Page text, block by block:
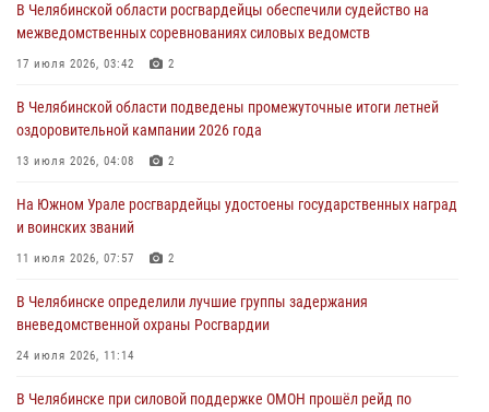
Авиация Росгвардии совершила более 250 санитарных вылетов в
Донецкой Народной Республике
31 июля 2026, 11:33
Росгвардия обеспечивает безопасность граждан на южном
направлении
31 июля 2026, 11:32
В Уральском округе Росгвардии состоялось заседание
оперативного штаба
30 июля 2026, 10:53
В Челябинской области росгвардейцы обеспечили судейство на
межведомственных соревнованиях силовых ведомств
17 июля 2026, 03:42 2
В Челябинской области подведены промежуточные итоги летней
оздоровительной кампании 2026 года
13 июля 2026, 04:08 2
На Южном Урале росгвардейцы удостоены государственных наград
и воинских званий
11 июля 2026, 07:57 2
В Челябинске определили лучшие группы задержания
вневедомственной охраны Росгвардии
24 июля 2026, 11:14
В Челябинске при силовой поддержке ОМОН прошёл рейд по